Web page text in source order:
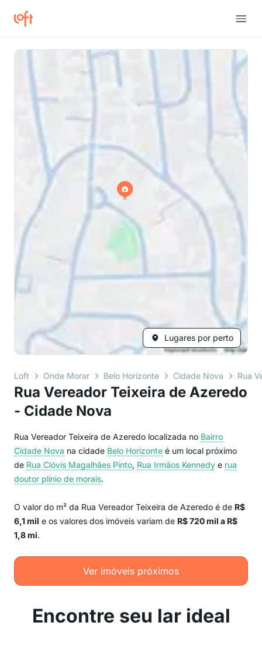
Lugares por perto
Loft Onde Morar Belo Horizonte Cidade Nova Rua
Rua Vereador Teixeira de Azeredo
- Cidade Nova
Rua Vereador Teixeira de Azeredo localizada no Bairro
Cidade Nova na cidade Belo Horizonte é um local próximo
de Rua Clóvis Magalhães Pinto, Rua Irmãos Kennedy e rua
doutor plínio de morais.
O valor do m² da Rua Vereador Teixeira de Azeredo é de R$
6,1 mil e os valores dos imóveis variam de R$ 720 mil a R$
1,8 mi.
Ver imóveis próximos
Encontre seu lar ideal